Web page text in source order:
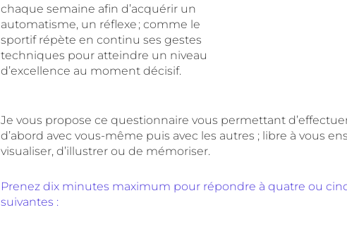
chaque semaine afin d’acquérir un
automatisme, un réflexe ; comme le
sportif répète en continu ses gestes
techniques pour atteindre un niveau
d’excellence au moment décisif.
Je vous propose ce questionnaire vous permettant
d’abord avec vous-même puis avec les autres ; libre à vous
visualiser, d’illustrer ou de mémoriser.
Prenez dix minutes maximum pour répondre à quatre ou
suivantes :